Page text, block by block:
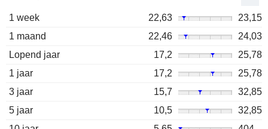
1 week 22,63
23,15
1 maand
22,46
24,03
Lopend jaar
17,2
25,78
1 jaar
17,2
25,78
3 jaar
15,7
32,85
5 jaar
10,5
32,85